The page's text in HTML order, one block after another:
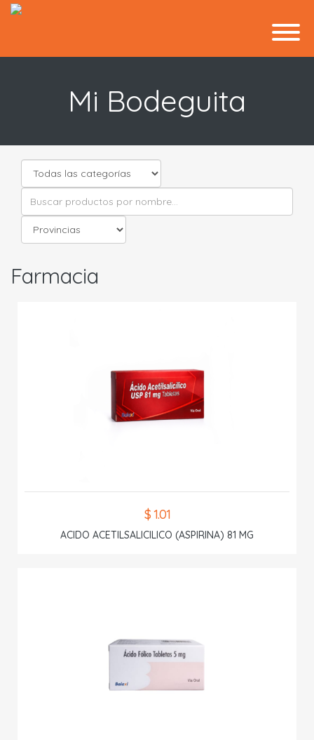
Mi Bodeguita
Farmacia
$ 1.01
ACIDO ACETILSALICILICO (ASPIRINA) 81 MG